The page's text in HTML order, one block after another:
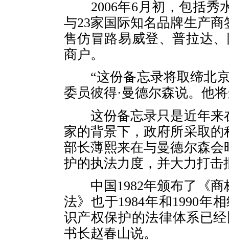
2006年6月初，包括秀
与23家国际知名品牌生产
售仿冒路易威登、普拉达
商户。
“这份备忘录将取缔北京
委员彼得·曼德尔森说。他
这份备忘录只是近年来
家的背景下，政府所采取
部长薄熙来在与曼德尔森
护的执法力度，并大力打
中国1982年颁布了《商
法》也于1984年和1990年
识产权保护的法律体系已
书长赵春山说。